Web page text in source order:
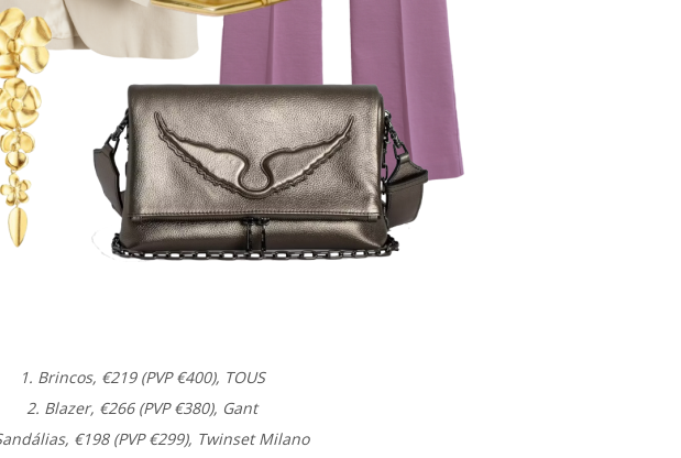
1. Brincos, €219 (PVP €400), TOUS
2. Blazer, €266 (PVP €380), Gant
€198 (PVP €299), Twinset Milano